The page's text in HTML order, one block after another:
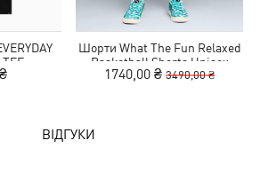
TEE
Шорти What The Fun Relaxed
Basketball Shorts Unisex
1740,00 ₴ 3490,00 ₴
ВІДГУКИ